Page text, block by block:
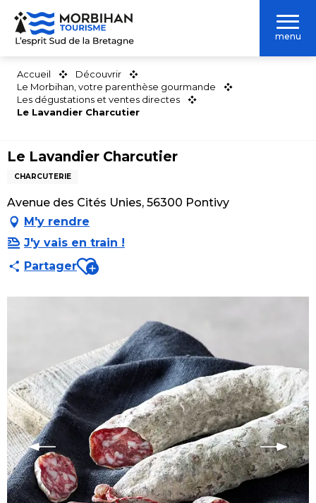
Aller
contenu
menu
Accueil
Découvrir
Le Morbihan, votre parenthèse gourmande
Les dégustations et ventes directes
Le Lavandier Charcutier
Le Lavandier Charcutier
CHARCUTERIE
Avenue des Cités Unies, 56300 Pontivy
M'y rendre
J'y vais en train !
PartagerAjouter aux favoris